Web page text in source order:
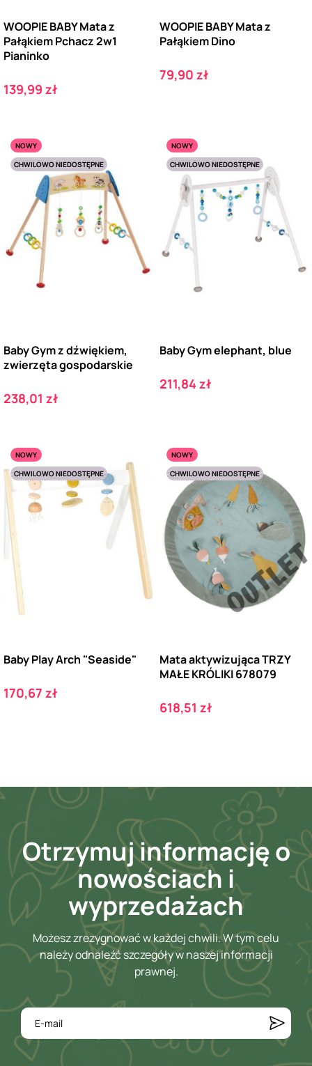
WOOPIE BABY Mata z
Pałąkiem Pchacz 2w1
Pianinko
Cena
139,99 zł
WOOPIE BABY Mata z
Pałąkiem Dino
Cena
79,90 zł
NOWY
CHWILOWO NIEDOSTĘPNE
Baby Gym z dźwiękiem,
zwierzęta gospodarskie
Cena
238,01 zł
NOWY
CHWILOWO NIEDOSTĘPNE
Baby Gym elephant, blue
Cena
211,84 zł
NOWY
CHWILOWO NIEDOSTĘPNE
Baby Play Arch "Seaside"
Cena
170,67 zł
NOWY
CHWILOWO NIEDOSTĘPNE
Mata aktywizująca TRZY
MAŁE KRÓLIKI 678079
Cena
618,51 zł
Otrzymuj informację o
nowościach i
wyprzedażach
Możesz zrezygnować w każdej chwili. W tym celu
należy odnaleźć szczegóły w naszej informacji
prawnej.